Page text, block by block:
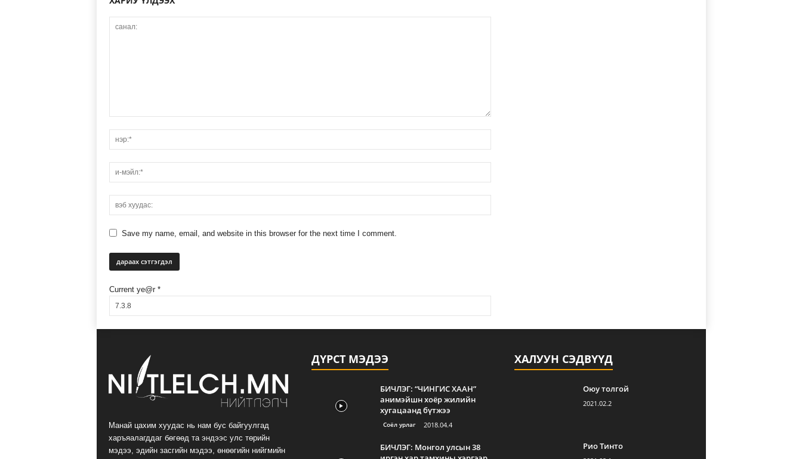
Save my name, email, and website in this browser for the next time I comment.
Current ye@r *
Манай цахим хуудас нь нам бус байгуулгад
харъяалагддаг бөгөөд та эндээс улс төрийн
мэдээ, эдийн засгийн мэдээ, өнөөгийн нийгмийн
ДҮРСТ МЭДЭЭ
БИЧЛЭГ: “ЧИНГИС ХААН”
анимэйшн хоёр жилийн
хугацаанд бүтжээ
Соёл урлаг 2018.04.4
БИЧЛЭГ: Монгол улсын 38
ХАЛУУН СЭДВҮҮД
Оюу толгой
2021.02.2
Рио Тинто